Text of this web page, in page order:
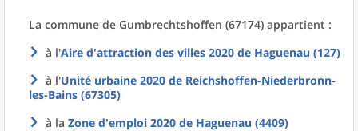
La commune de Gumbrechtshoffen (67174) appartient :
à l'Aire d'attraction des villes 2020 de Haguenau (127)
à l'Unité urbaine 2020 de Reichshoffen-Niederbronn-
les-Bains (67305)
à la Zone d'emploi 2020 de Haguenau (4409)